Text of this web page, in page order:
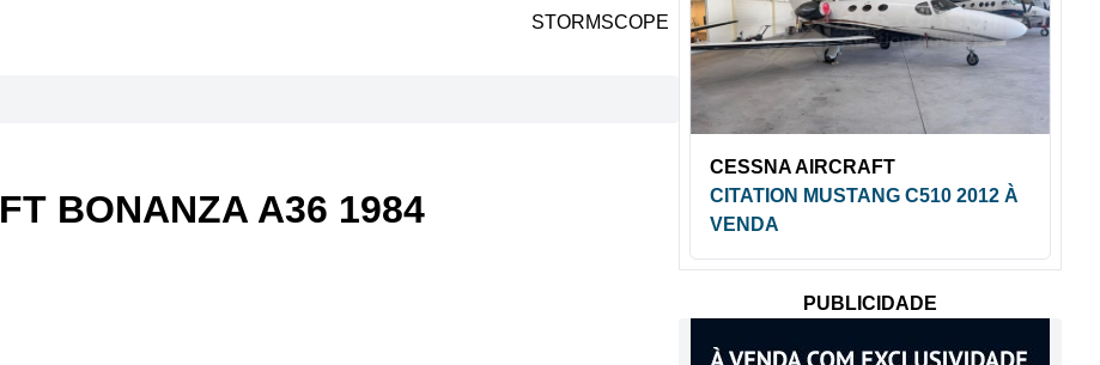
STORMSCOPE
BONANZA A36 1984
CESSNA AIRCRAFT
CITATION MUSTANG C510 2012 À
VENDA
PUBLICIDADE